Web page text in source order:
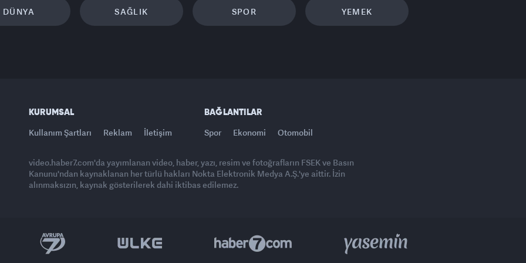
DÜNYA SAĞLIK SPOR YEMEK
KURUMSAL
Kullanım Şartları Reklam İletişim
BAĞLANTILAR
Spor Ekonomi Otomobil
video.haber7.com'da yayımlanan video, haber, yazı, resim ve fotoğrafların FSEK ve Basın
Kanunu'ndan kaynaklanan her türlü hakları Nokta Elektronik Medya A.Ş.'ye aittir. İzin
alınmaksızın, kaynak gösterilerek dahi iktibas edilemez.